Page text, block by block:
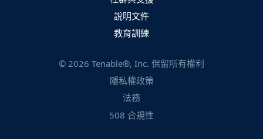
說明文件
教育訓練
© 2026 Tenable®, Inc. 保留所有權利
隱私權政策
法務
508 合規性